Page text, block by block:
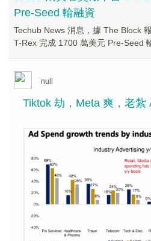
Pre-Seed 輪融資
Techub News 消息，據 The Block
T-Rex 完成 1700 萬美元 Pre-Seed
null
Tiktok 劫，Meta 爽，老紮